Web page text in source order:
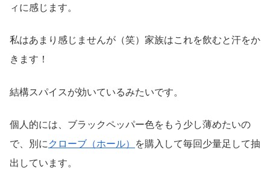
ィに感じます。
私はあまり感じませんが（笑）家族はこれを飲むと汗をか
きます！
結構スパイスが効いているみたいです。
個人的には、ブラックペッパー色をもう少し薄めたいの
で、別に クローブ（ホール）
を購入して毎回少量足して抽
出しています。